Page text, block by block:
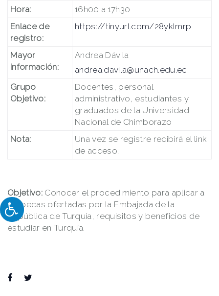
Hora:
16h00 a 17h30
Enlace de
registro:
https://tinyurl.com/28yklmrp
Mayor
información:
Andrea Dávila
andrea.davila@unach.edu.ec
Grupo
Objetivo:
Docentes, personal
administrativo, estudiantes y
graduados de la Universidad
Nacional de Chimborazo
Nota:
Una vez se registre recibirá el link
de acceso.
Objetivo: Conocer el procedimiento para aplicar a
las becas ofertadas por la Embajada de la
República de Turquía, requisitos y beneficios de
estudiar en Turquía.
Facebook